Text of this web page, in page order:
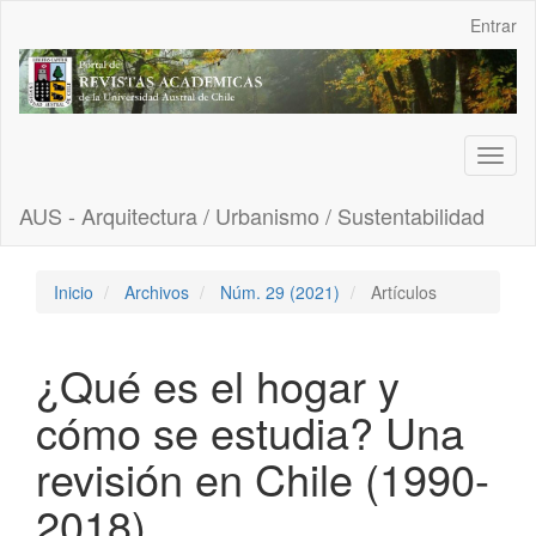
Contenido
principal
Barra
Entrar
AUS - Arquitectura / Urbanismo / Sustentabilidad
Inicio Archivos Núm. 29 (2021) Artículos
¿Qué es el hogar y
cómo se estudia? Una
revisión en Chile (1990-